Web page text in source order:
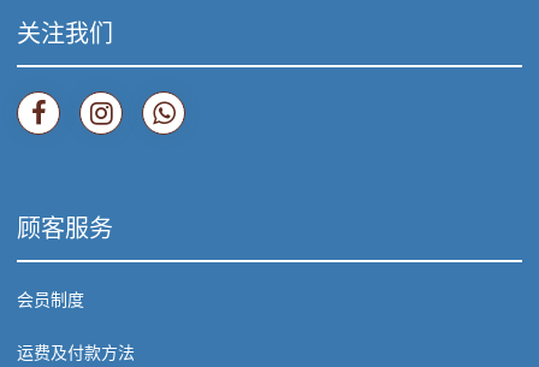
关注我们
顾客服务
会员制度
运费及付款方法